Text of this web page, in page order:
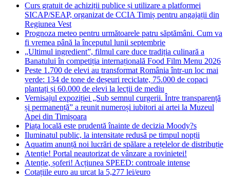
Curs gratuit de achiziții publice și utilizare a platformei
SICAP/SEAP, organizat de CCIA Timiș pentru angajații din
Regiunea Vest
Prognoza meteo pentru următoarele patru săptămâni. Cum va
fi vremea până la începutul lunii septembrie
„Ultimul ingredient”, filmul care duce tradiția culinară a
Banatului în competiția internațională Food Film Menu 2026
Peste 1.700 de elevi au transformat România într-un loc mai
verde: 134 de tone de deșeuri reciclate, 75.000 de copaci
plantați și 60.000 de elevi la lecții de mediu
Vernisajul expoziției „Sub semnul curgerii. Între transparență
și permanență” a reunit numeroși iubitori ai artei la Muzeul
Apei din Timișoara
Piața locală este prudentă înainte de decizia Moody?s
Iluminatul public, la intensitate redusă pe timpul nopții
Aquatim anunță noi lucrări de spălare a rețelelor de distribuție
Atenție! Portal neautorizat de vânzare a rovinietei!
Atenție, șoferi! Acțiunea SPEED: controale intense
Cotațiile euro au urcat la 5,277 lei/euro